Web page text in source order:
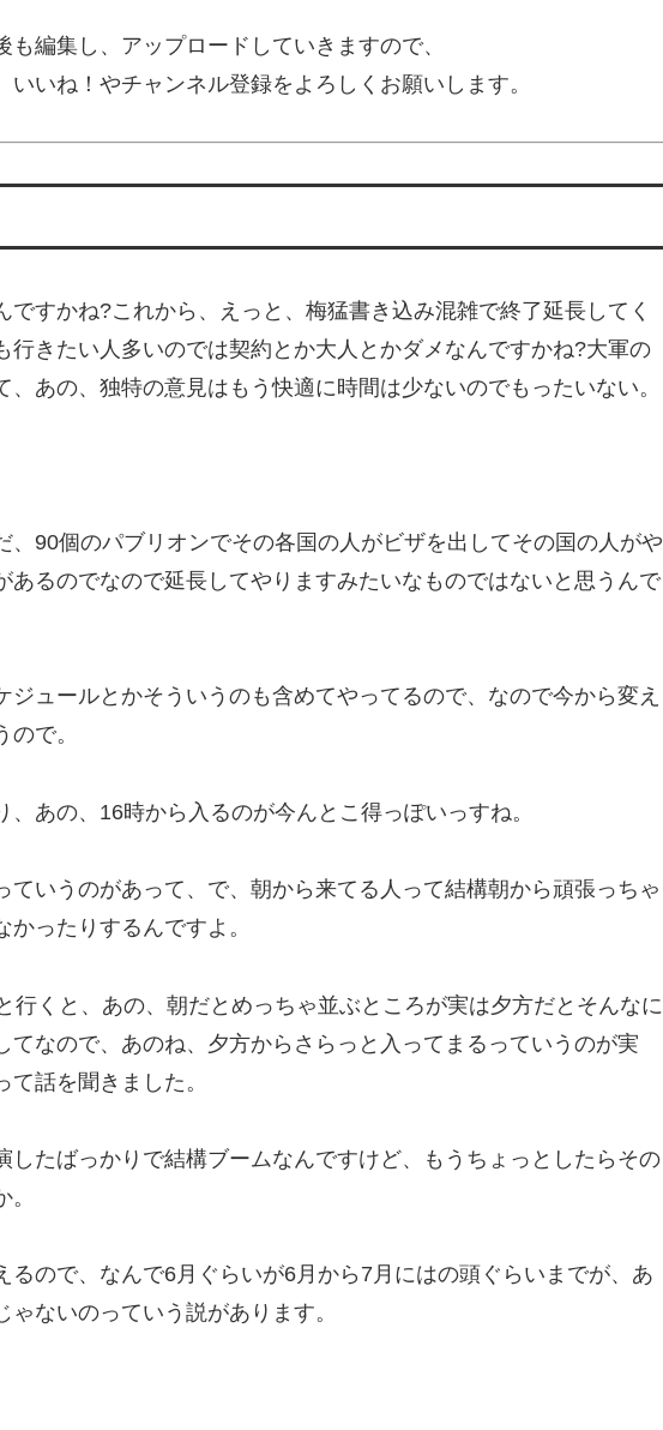
編集し、アップロードしていきますので、
いね！やチャンネル登録をよろしくお願いします。
ですかね?これから、えっと、梅猛書き込み混雑で終了延長してく
行きたい人多いのでは契約とか大人とかダメなんですかね?大軍の
、あの、独特の意見はもう快適に時間は少ないのでもったいない。
、90個のパブリオンでその各国の人がビザを出してその国の人がや
あるのでなので延長してやりますみたいなものではないと思うんで
ジュールとかそういうのも含めてやってるので、なので今から変え
で。
あの、16時から入るのが今んとこ得っぽいっすね。
ていうのがあって、で、朝から来てる人って結構朝から頑張っちゃ
ったりするんですよ。
行くと、あの、朝だとめっちゃ並ぶところが実は夕方だとそんなに
てなので、あのね、夕方からさらっと入ってまるっていうのが実
話を聞きました。
したばっかりで結構ブームなんですけど、もうちょっとしたらその
るので、なんで6月ぐらいが6月から7月にはの頭ぐらいまでが、あ
ないのっていう説があります。